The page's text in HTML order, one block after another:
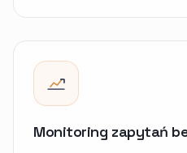
Monitoring zapytań